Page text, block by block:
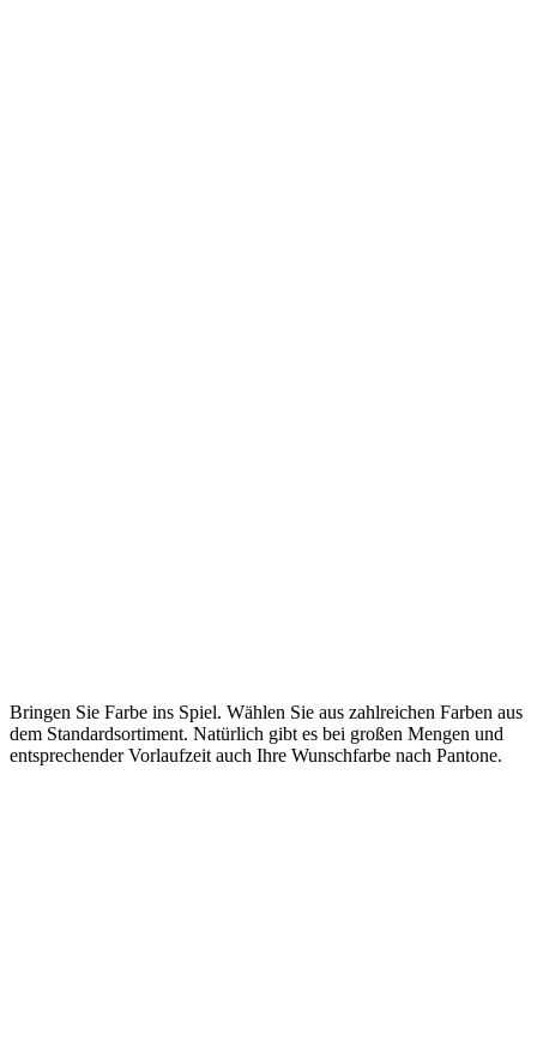
Bringen Sie Farbe ins Spiel. Wählen Sie aus zahlreichen Farben aus
dem Standardsortiment. Natürlich gibt es bei großen Mengen und
entsprechender Vorlaufzeit auch Ihre Wunschfarbe nach Pantone.